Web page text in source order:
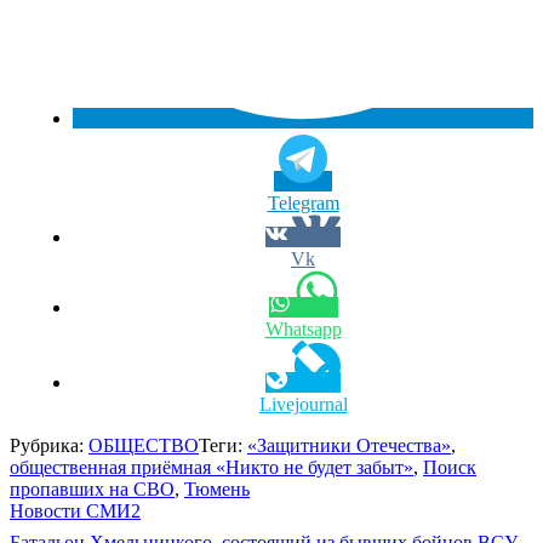
Telegram
Vk
Whatsapp
Livejournal
Рубрика: ОБЩЕСТВОТеги: «Защитники Отечества»,
общественная приёмная «Никто не будет забыт», Поиск
пропавших на СВО, Тюмень
Новости СМИ2